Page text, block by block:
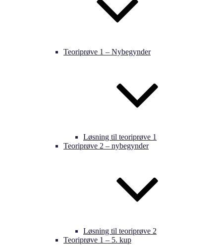
Teoriprøve 1 – Nybegynder
Løsning til teoriprøve 1
Teoriprøve 2 – nybegynder
Løsning til teoriprøve 2
Teoriprøve 1 – 5. kup